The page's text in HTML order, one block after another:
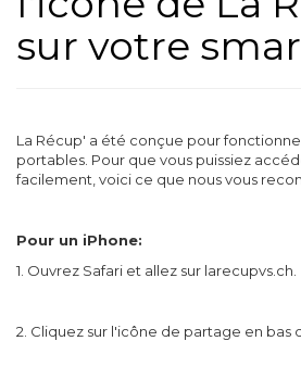
sur votre
La Récup' a été conçue pour
portables. Pour que vous puissiez
facilement, voici ce que nous vous
Pour un iPhone:
1. Ouvrez Safari et allez sur larecupvs.ch.
2. Cliquez sur l'icône de partage en bas